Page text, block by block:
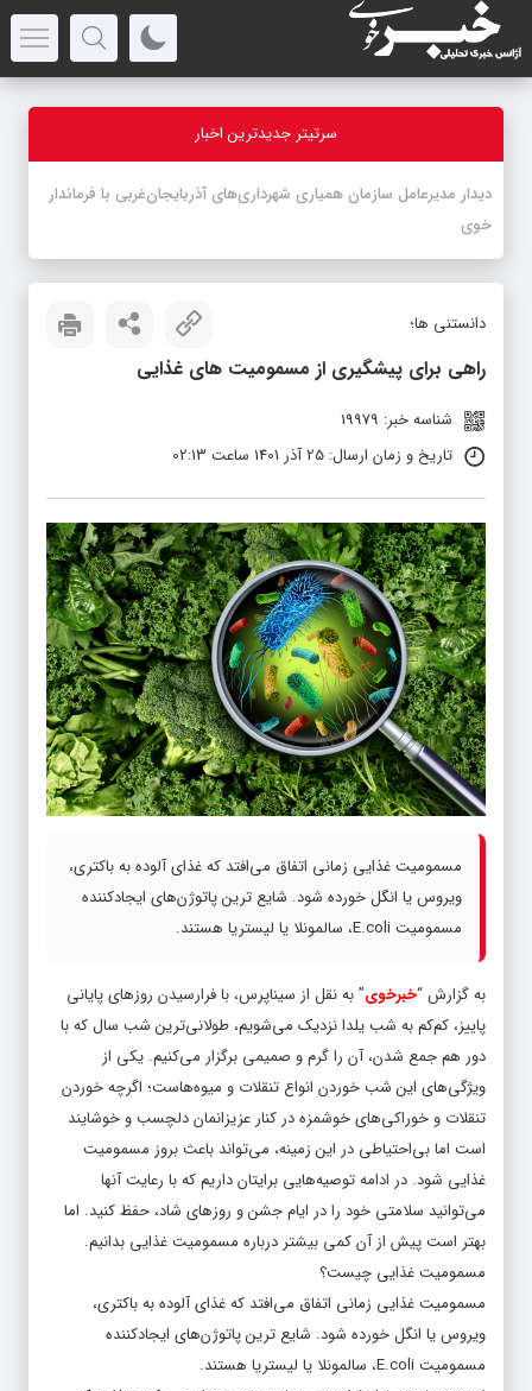
سرتیتر جدیدترین اخبار
-
راهی برای پیشگیری از مسمومیت های غذایی
شناسه خبر: 19979
تاریخ و زمان ارسال: 25 آذر 1401 ساعت 02:13
ویروس یا انگل خورده شود. شایع ترین پاتوژن‌های ایجادکننده
مسمومیت E.coli، سالمونلا یا لیستریا هستند.
به گزارش “
پاییز، کم‌کم به شب یلدا نزدیک می‌شویم، طولانی‌ترین شب سال که با
دور هم جمع شدن، آن را گرم و صمیمی برگزار می‌کنیم. یکی از
ویژگی‌های این شب خوردن انواع تنقلات و میوه‌هاست؛ اگرچه خوردن
تنقلات و خوراکی‌های خوشمزه در کنار عزیزانمان دلچسب و خوشایند
است اما بی‌احتیاطی در این زمینه، می‌تواند باعث بروز مسمومیت
غذایی شود. در ادامه توصیه‌هایی برایتان داریم که با رعایت آنها
می‌توانید سلامتی خود را در ایام جشن و روزهای شاد، حفظ کنید. اما
بهتر است پیش از آن کمی بیشتر درباره مسمومیت غذایی بدانیم.
مسمومیت غذایی چیست؟
مسمومیت غذایی زمانی اتفاق می‌افتد که غذای آلوده به باکتری،
ویروس یا انگل خورده شود. شایع ترین پاتوژن‌های ایجادکننده
مسمومیت E.coli، سالمونلا یا لیستریا هستند.
انستیتو پاستور لیل فرانسه در سایت خود عنوان می کند: غذا ممکن